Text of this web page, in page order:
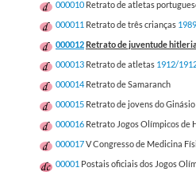
000010 Retrato de atletas
000011 Retrato de três crianças
000012Retrato de juventude
000013 Retrato de atletas 1912/
000014 Retrato de Samaranch
000015 Retrato de jovens do
000016 Retrato Jogos Olímpicos de
000017V Congresso de Medicina
00001 Postais oficiais dos Jogos